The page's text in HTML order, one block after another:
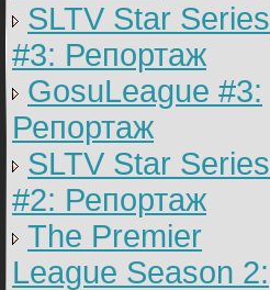
SLTV Star Series
#3: Репортаж
GosuLeague #3:
Репортаж
SLTV Star Series
#2: Репортаж
The Premier
League Season 2: